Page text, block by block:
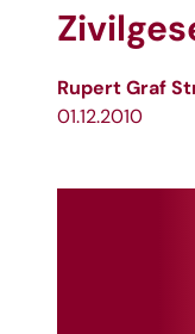
Rupert Graf
01.12.2010